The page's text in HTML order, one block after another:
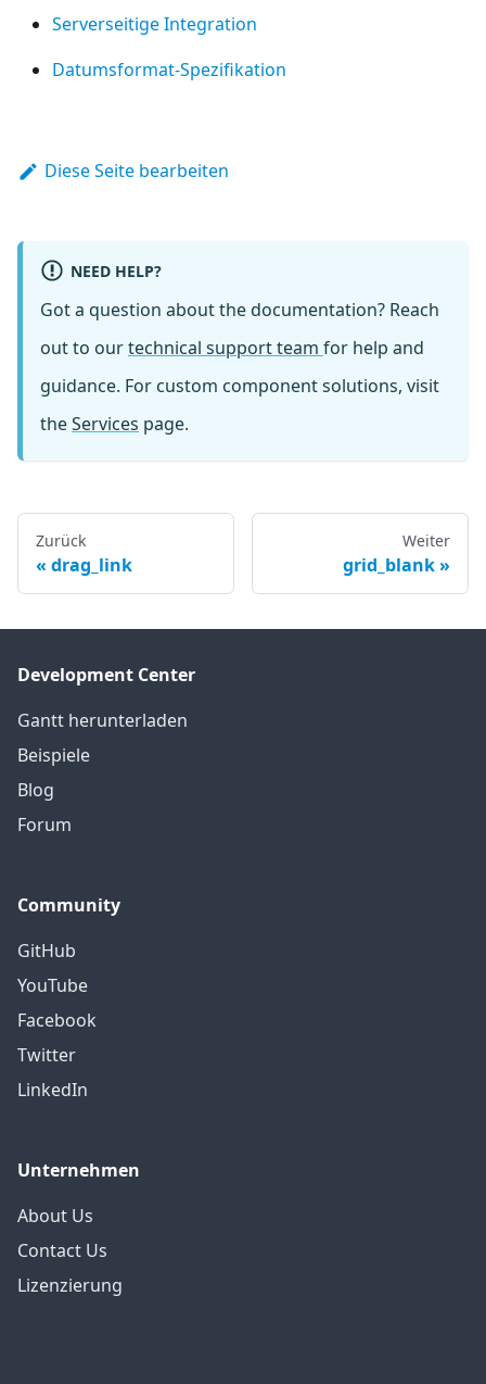
Serverseitige Integration
Datumsformat-Spezifikation
Diese Seite bearbeiten
NEED HELP?
Got a question about the documentation? Reach
out to ourtechnical support team for help and
guidance. For custom component solutions, visit
theServices page.
Zurück
drag_link
Weiter
grid_blank
Development Center
Gantt herunterladen
Beispiele
Blog
Forum
Community
GitHub
YouTube
Facebook
Twitter
LinkedIn
Unternehmen
About Us
Contact Us
Lizenzierung